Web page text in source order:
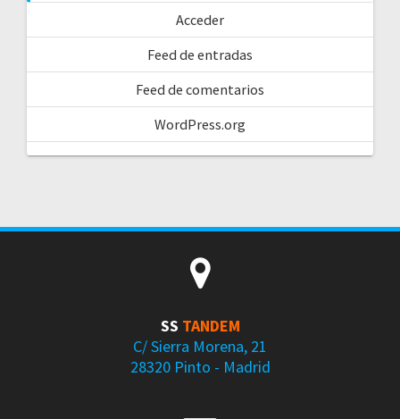
Acceder
Feed de entradas
Feed de comentarios
WordPress.org
SS TANDEM
C/ Sierra Morena, 21
28320 Pinto - Madrid